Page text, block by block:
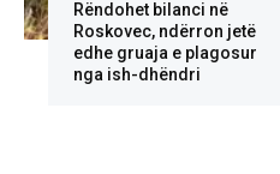
Rëndohet bilanci në
Roskovec, ndërron jetë
edhe gruaja e plagosur
nga ish-dhëndri